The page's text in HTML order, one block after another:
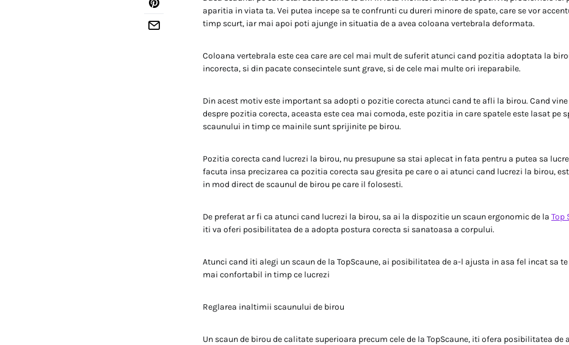
aparitia in viata ta. Vei putea incepe sa te confrunti cu dureri minore de spate, care se vor
timp scurt, iar mai apoi poti ajunge in situatia de a avea coloana vertebrala deformata.
Coloana vertebrala este cea care are cel mai mult de suferit atunci cand pozitia adoptata la
incorecta, si din pacate consecintele sunt grave, si de cele mai multe ori ireparabile.
Din acest motiv este important sa adopti o pozitie corecta atunci cand te afli la birou. Cand vine
despre pozitia corecta, aceasta este cea mai comoda, este pozitia in care spatele este lasat pe
scaunului in timp ce mainile sunt sprijinite pe birou.
Pozitia corecta cand lucrezi la birou, nu presupune sa stai aplecat in fata pentru a putea sa
facuta insa precizarea ca pozitia corecta sau gresita pe care o ai atunci cand lucrezi la birou,
in mod direct de scaunul de birou pe care il folosesti.
De preferat ar fi ca atunci cand lucrezi la birou, sa ai la dispozitie un scaun ergonomic de la Top
iti va oferi posibilitatea de a adopta postura corecta si sanatoasa a corpului.
Atunci cand iti alegi un scaun de la TopScaune, ai posibilitatea de a-l ajusta in asa fel incat sa
mai confortabil in timp ce lucrezi
Reglarea inaltimii scaunului de birou
Un scaun de birou de calitate superioara precum cele de la TopScaune, iti ofera posibilitatea de